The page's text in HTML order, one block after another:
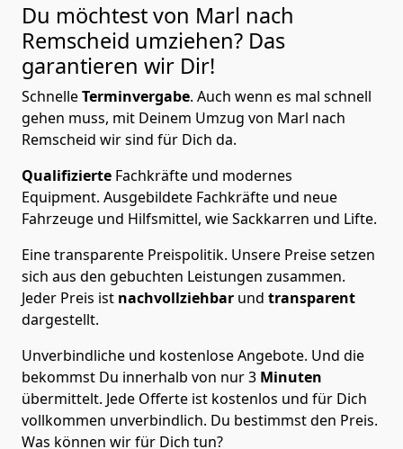
Du möchtest von Marl nach
Remscheid umziehen? Das
garantieren wir Dir!
SchnelleTerminvergabe. Auch wenn es mal schnell
gehen muss, mit Deinem Umzug von Marl nach
Remscheid wir sind für Dich da.
Qualifizierte Fachkräfte und modernes
Equipment. Ausgebildete Fachkräfte und neue
Fahrzeuge und Hilfsmittel, wie Sackkarren und Lifte.
Eine transparente Preispolitik. Unsere Preise setzen
sich aus den gebuchten Leistungen zusammen.
Jeder Preis ist nachvollziehbar und transparent
dargestellt.
Unverbindliche und kostenlose Angebote. Und die
bekommst Du innerhalb von nur3 Minuten
übermittelt. Jede Offerte ist kostenlos und für Dich
vollkommen unverbindlich. Du bestimmst den Preis.
Was können wir für Dich tun?